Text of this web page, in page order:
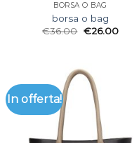
BORSA O BAG
borsa o bag
€36.00 €26.00
In offerta!